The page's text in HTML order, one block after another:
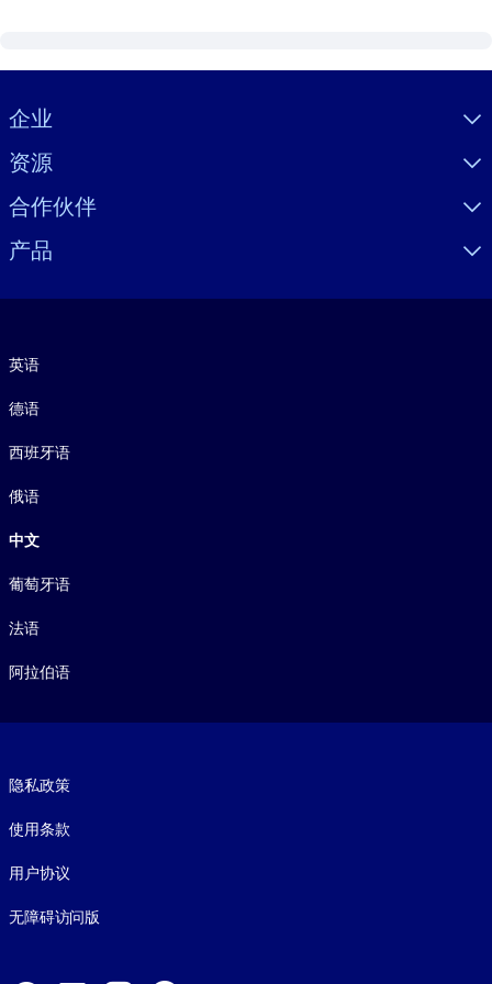
Visually hidden Text
企业
资源
合作伙伴
产品
英语
德语
西班牙语
俄语
中文
葡萄牙语
法语
阿拉伯语
隐私政策
使用条款
用户协议
无障碍访问版